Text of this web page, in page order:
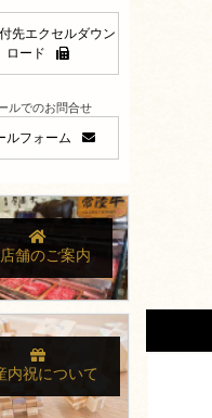
先エクセルダウン
ロード
ルでのお問合せ
ルフォーム
舗のご案内
内祝について